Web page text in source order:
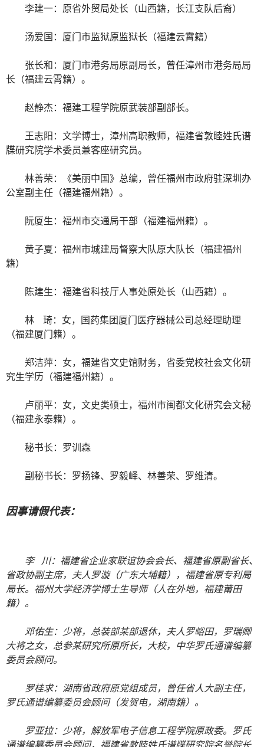
李建一：原省外贸局处长（山西籍，长江支队后裔）
汤爱国：厦门市监狱原监狱长（福建云霄籍）
张长和：厦门市港务局原副局长，曾任漳州市港务局局
长（福建云霄籍）。
赵静杰：福建工程学院原武装部副部长。
王志阳：文学博士，漳州高职教师，福建省敦睦姓氏谱
牒研究院学术委员兼客座研究员。
林善荣：《美丽中国》总编，曾任福州市政府驻深圳办
公室副主任（福建福州籍）。
阮厦生：福州市交通局干部（福建福州籍）。
黄子夏：福州市城建局督察大队原大队长（福建福州
籍）
陈建生：福建省科技厅人事处原处长（山西籍）。
林 琦：女，国药集团厦门医疗器械公司总经理助理
（福建厦门籍）。
郑洁萍：女，福建省文史馆财务，省委党校社会文化研
究生学历（福建福州籍）。
卢丽平：女，文史类硕士，福州市闽都文化研究会文秘
（福建永泰籍）。
秘书长：罗训森
副秘书长：罗扬锋、罗毅峄、林善荣、罗维清。
因事请假代表：
李 川：福建省企业家联谊协会会长、福建省原副省长、
省政协副主席，夫人罗漩（广东大埔籍），福建省原专利局
局长。福州大学经济学博士生导师（人在外地，福建莆田
籍）。
邓佑生：少将，总装部某部退休，夫人罗峪田，罗瑞卿
大将之女，总参某研究所原所长，大校，中华罗氏通谱编纂
委员会顾问。
罗桂求：湖南省政府原党组成员，曾任省人大副主任，
罗氏通谱编纂委员会顾问（发贺电，湖南籍）。
罗亚拉：少将，解放军电子信息工程学院原政委。罗氏
通谱编纂委员会顾问，福建省敦睦姓氏谱牒研究院名誉院长